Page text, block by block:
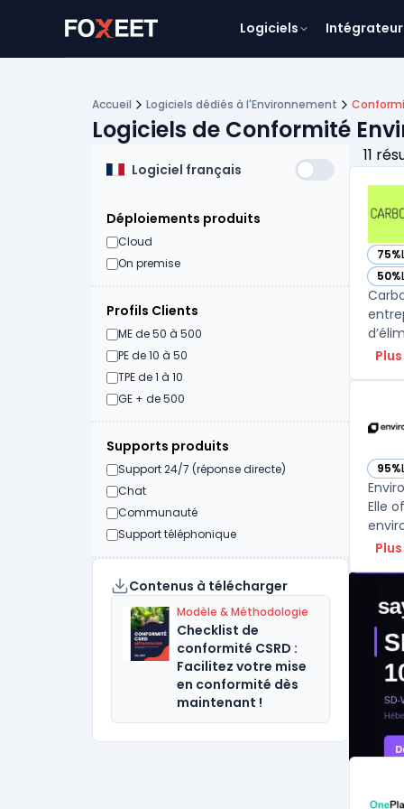
Logiciels
Accueil Logiciels dédiés à l'Environnement
Logiciels de Conformité
Logiciel français
Déploiements produits
Cloud
On premise
Profils Clients
ME de 50 à 500
PE de 10 à 50
TPE de 1 à 10
GE + de 500
Supports produits
Support 24/7 (réponse directe)
Chat
Communauté
Support téléphonique
Contenus à télécharger
Modèle & Méthodologie
Checklist de
conformité CSRD :
Facilitez votre mise
en conformité dès
maintenant !
11
75%
—
50%
—
95%
—
Elle